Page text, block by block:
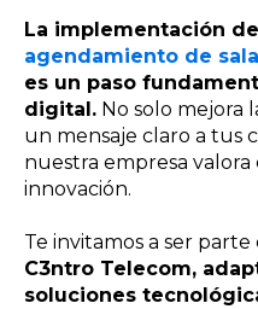
La implementación
agendamiento de
es un paso
digital. No solo mejora
un mensaje claro a tus
nuestra empresa
innovación.
Te invitamos a ser
C3ntro Telecom,
soluciones